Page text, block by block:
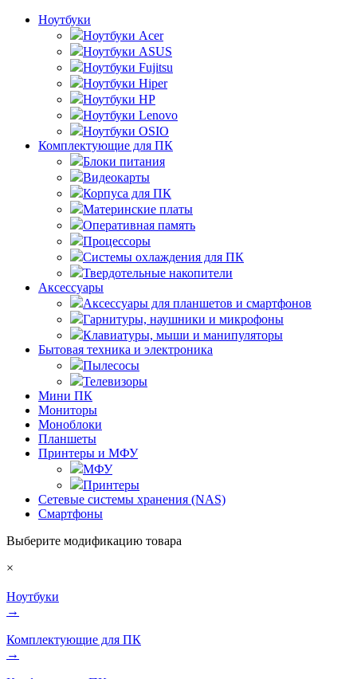
Ноутбуки
Ноутбуки Acer
Ноутбуки ASUS
Ноутбуки Fujitsu
Ноутбуки Hiper
Ноутбуки HP
Ноутбуки Lenovo
Ноутбуки OSIO
Комплектующие для ПК
Блоки питания
Видеокарты
Корпуса для ПК
Материнские платы
Оперативная память
Процессоры
Системы охлаждения для ПК
Твердотельные накопители
Аксессуары
Аксессуары для планшетов и смартфонов
Гарнитуры, наушники и микрофоны
Клавиатуры, мыши и манипуляторы
Бытовая техника и электроника
Пылесосы
Телевизоры
Мини ПК
Мониторы
Моноблоки
Планшеты
Принтеры и МФУ
МФУ
Принтеры
Сетевые системы хранения (NAS)
Смартфоны
Выберите модификацию товара
×
Ноутбуки
→
Комплектующие для ПК
→